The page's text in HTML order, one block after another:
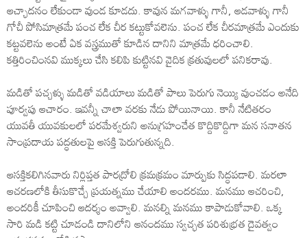
ఆచ్ఛాదనం లేకుండా వుండ కూడదు. కావున మగవాళ్ళు గానీ, ఆడవాళ్ళు గానీ
గోచీ పోసిమాత్రమే పంచ లేక చీర కట్టుకోవలెను. పంచ లేక చీరమాత్రమే ఎందుకు
కట్టవలెను అంటే ఏక వస్త్రముతో కూడిన దానిని మాత్రమే ధరించాలి.
కత్తిరించింనవి ముక్కలు చేసి కలిపి కుట్టినవి వైదిక క్రతువులలో పనికరావు.
మడితో పచ్చళ్ళు మడితో వడియాలు మడితో పాలు పెరుగు నెయ్యి వుంచడం అనేది
పూర్వపు ఆచారం. ఇవన్నీ చాలా వరకు నేడు పోయినాయి. కానీ నేటితరం
యువతీ యువకులలో పరమేశ్వరుని అనుగ్రహంచేత కొద్దికొద్దిగా మన సనాతన
సాంప్రదాయ పద్ధతులపై ఆసక్తి పెరుగుతున్నది.
ఆసక్తికలిగినవారు నిర్లిప్తత పారద్రోలి క్రమక్రమం మార్పుకు సిద్ధపడాలి. మరలా
ఆచరణలోకి తీసుకొచ్చే ప్రయత్నము చేయాలి అందరము. మనము ఆచరించి,
అందరికీ చూపించి ఆదర్శం అవ్వాలి. మనల్ని మనము కాపాడుకోవాలి. ఒక్క
సారి మడి కట్టి చూడండి దానిలోని ఆనందము స్వచ్ఛత పరిశుభ్రత దైవత్వం